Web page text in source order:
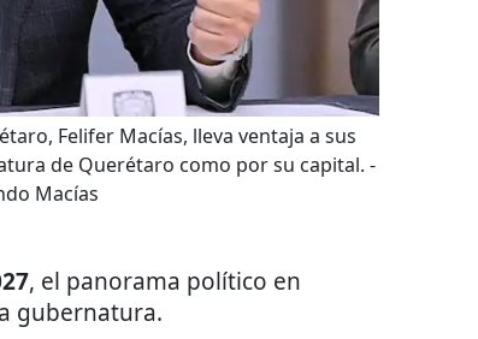
Felifer Macías, lleva ventaja a sus
de Querétaro como por su capital. -
Macías
, el panorama político en
gubernatura.